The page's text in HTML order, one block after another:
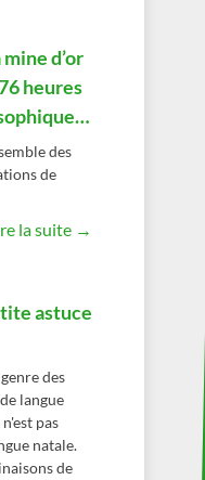
d’or
heures
des
de
la suite →
astuce
des
langue
pas
natale.
de